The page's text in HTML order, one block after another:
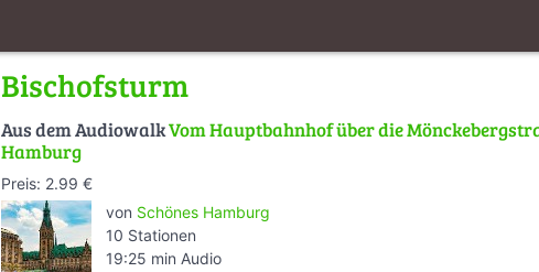
Bischofsturm
Aus dem AudiowalkVom Hauptbahnhof über die
Hamburg
Preis: 2.99 €
von Schönes Hamburg
10 Stationen
19:25 min Audio